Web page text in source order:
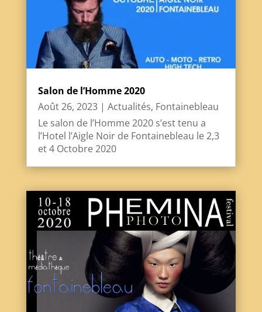
Salon de l’Homme 2020
Août 26, 2023| Actualités, Fontainebleau
Le salon de l’Homme 2020 s’est tenu a
l’Hotel l’Aigle Noir de Fontainebleau le 2,3
et 4 Octobre 2020